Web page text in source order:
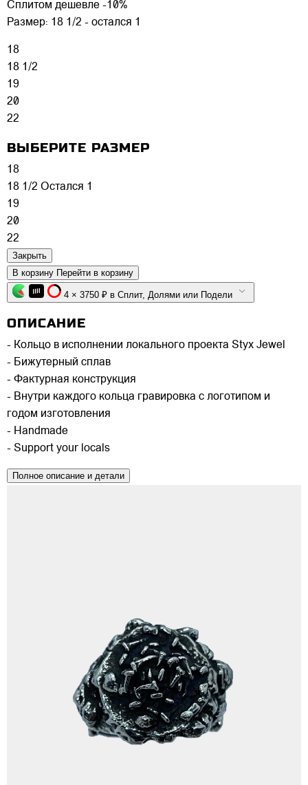
Сплитом дешевле -10%
Размер: 18 1/2 - остался 1
18
18 1/2
19
20
22
ВЫБЕРИТЕ РАЗМЕР
18
18 1/2 Остался 1
19
20
22
Закрыть
В корзину Перейти в корзину
4 × 3750 ₽ в Сплит, Долями или Подели
ОПИСАНИЕ
- Кольцо в исполнении локального проекта Styx Jewel
- Бижутерный сплав
- Фактурная конструкция
- Внутри каждого кольца гравировка с логотипом и
годом изготовления
- Handmade
- Support your locals
Полное описание и детали